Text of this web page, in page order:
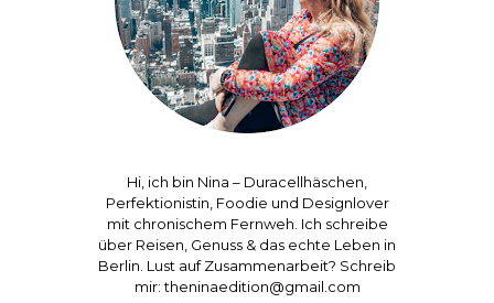
Hi, ich bin Nina – Duracellhäschen,
Perfektionistin, Foodie und Designlover
mit chronischem Fernweh. Ich schreibe
über Reisen, Genuss & das echte Leben in
Berlin. Lust auf Zusammenarbeit? Schreib
mir: theninaedition@gmail.com